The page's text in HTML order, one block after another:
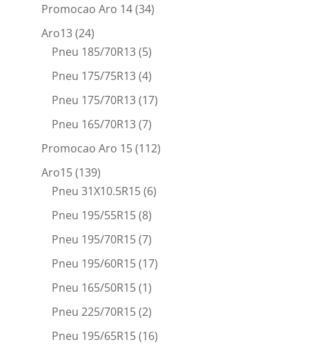
Promocao Aro 14(34)
Aro13(24)
Pneu 185/70R13(5)
Pneu 175/75R13(4)
Pneu 175/70R13(17)
Pneu 165/70R13(7)
Promocao Aro 15(112)
Aro15(139)
Pneu 31X10.5R15(6)
Pneu 195/55R15(8)
Pneu 195/70R15(7)
Pneu 195/60R15(17)
Pneu 165/50R15(1)
Pneu 225/70R15(2)
Pneu 195/65R15(16)